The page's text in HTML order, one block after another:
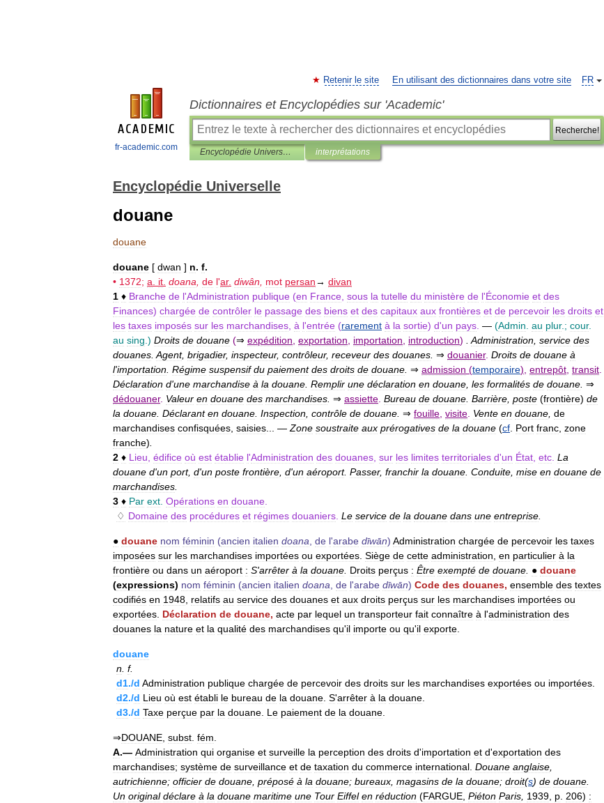
fr-academic.com
FR
Retenir le site En utilisant des dictionnaires dans votre site
Dictionnaires et Encyclopédies sur 'Academic'
Recherche!
Encyclopédie Universelle interprétations
Encyclopédie Universelle
douane
douane
douane [ dwan ] n. f.
• 1372; a it doana de l'ar. diwân mot persan→ divan
1 ♦ Branche de l'Administration publique (en France sous la tutelle du ministère de l'Économie et des
Finances) chargée de contrôler le passage des biens et des capitaux aux frontières et de percevoir les droits et
les taxes imposés sur les marchandises à l'entrée (rarement à la sortie) d'un pays — (Admin au plur.; cour.
au sing .) Droits de douane (⇒ expédition exportation importation introduction) Administration service des
douanes Agent, brigadier, inspecteur, contrôleur, receveur des douanes ⇒ douanier. Droits de douane à
l'importation Régime suspensif du paiement des droits de douane ⇒ admission (temporaire) entrepôt transit
Déclaration d'une marchandise à la douane Remplir une déclaration en douane les formalités de douane ⇒
dédouaner. Valeur en douane des marchandises ⇒ assiette Bureau de douane Barrière poste (frontière) de
la douane Déclarant en douane Inspection contrôle de douane ⇒ fouille visite Vente en douane de
marchandises confisquées saisies ... — Zone soustraite aux prérogatives de la douane (cf Port franc zone
franche)
2 ♦ Lieu édifice où est établie l'Administration des douanes sur les limites territoriales d'un État etc La
douane d'un port, d'un poste frontière d'un aéroport. Passer, franchir la douane Conduite mise en douane de
marchandises
3 ♦ Par ext Opérations en douane
♢ Domaine des procédures et régimes douaniers Le service de la douane dans une entreprise
● douane nom féminin (ancien italien doana de l'arabe dīwān) Administration chargée de percevoir les taxes
imposées sur les marchandises importées ou exportées Siège de cette administration en particulier à la
frontière ou dans un aéroport : S'arrêter à la douane Droits perçus : Être exempté de douane ● douane
(expressions) nom féminin (ancien italien doana de l'arabe dīwān) Code des douanes, ensemble des textes
codifiés en 1948 relatifs au service des douanes et aux droits perçus sur les marchandises importées ou
exportées Déclaration de douane, acte par lequel un transporteur fait connaître à l'administration des
douanes la nature et la qualité des marchandises qu'il importe ou qu'il exporte
douane
n f.
d1./d Administration publique chargée de percevoir des droits sur les marchandises exportées ou importées
d2./d Lieu où est établi le bureau de la douane S'arrêter à la douane
d3./d Taxe perçue par la douane Le paiement de la douane
⇒DOUANE subst fém
A.— Administration qui organise et surveille la perception des droits d'importation et d'exportation des
marchandises; système de surveillance et de taxation du commerce international Douane anglaise
autrichienne; officier de douane préposé à la douane; bureaux magasins de la douane; droit(s) de douane
Un original déclare à la douane maritime une Tour Eiffel en réduction (FARGUE Piéton Paris 1939 p 206) :